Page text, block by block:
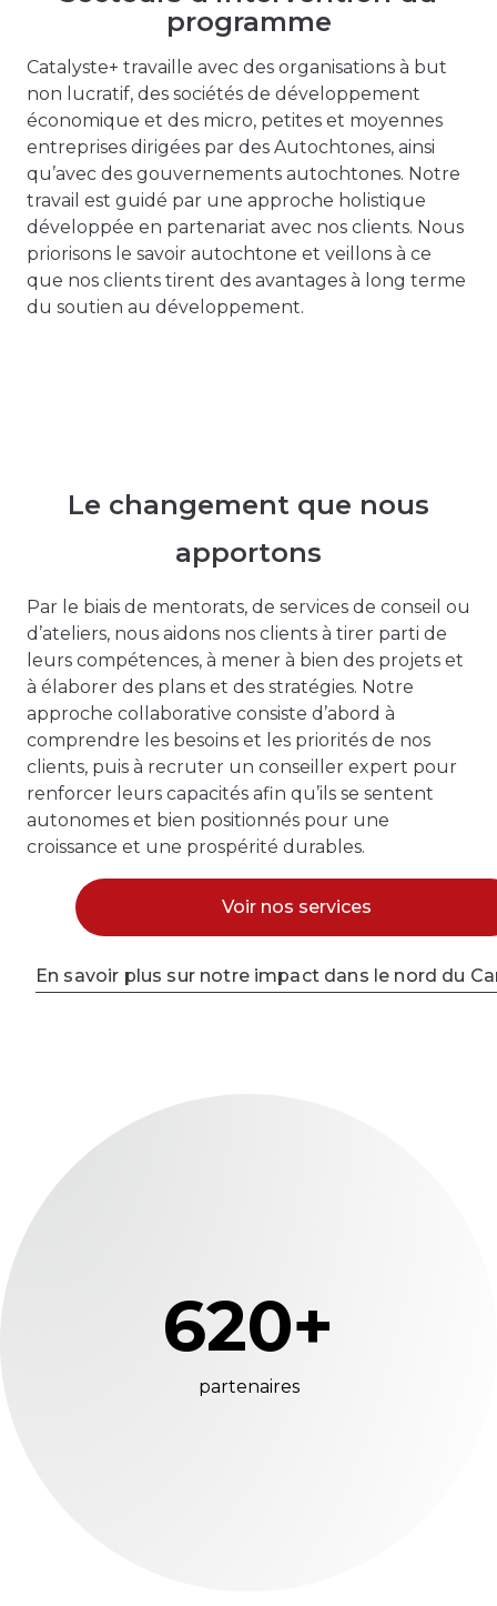
programme
Catalyste+ travaille avec des organisations à but
non lucratif, des sociétés de développement
économique et des micro, petites et moyennes
entreprises dirigées par des Autochtones, ainsi
qu’avec des gouvernements autochtones. Notre
travail est guidé par une approche holistique
développée en partenariat avec nos clients. Nous
priorisons le savoir autochtone et veillons à ce
que nos clients tirent des avantages à long terme
du soutien au développement.
Le changement que nous
apportons
Par le biais de mentorats, de services de conseil ou
d’ateliers, nous aidons nos clients à tirer parti de
leurs compétences, à mener à bien des projets et
à élaborer des plans et des stratégies. Notre
approche collaborative consiste d’abord à
comprendre les besoins et les priorités de nos
clients, puis à recruter un conseiller expert pour
renforcer leurs capacités afin qu’ils se sentent
autonomes et bien positionnés pour une
croissance et une prospérité durables.
Voir nos services
En savoir plus sur notre impact dans le nord du
620+
partenaires